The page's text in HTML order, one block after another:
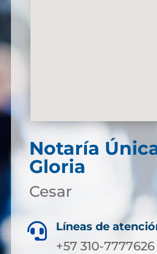
Notaría
Gloria
Cesar
 Líneas de
+57 310-